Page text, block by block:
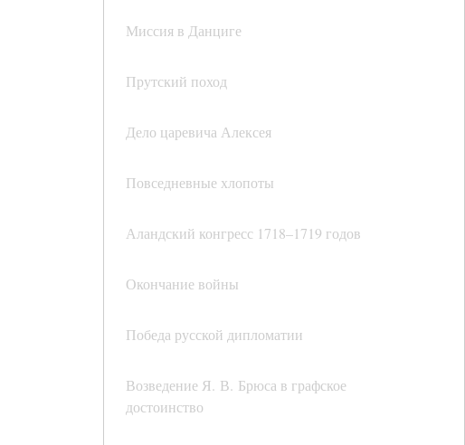
Миссия в Данциге
Прутский поход
Дело царевича Алексея
Повседневные хлопоты
Аландский конгресс 1718–1719 годов
Окончание войны
Победа русской дипломатии
Возведение Я. В. Брюса в графское
достоинство